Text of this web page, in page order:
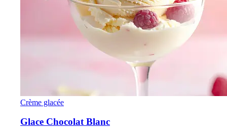
Crème glacée
Glace Chocolat Blanc